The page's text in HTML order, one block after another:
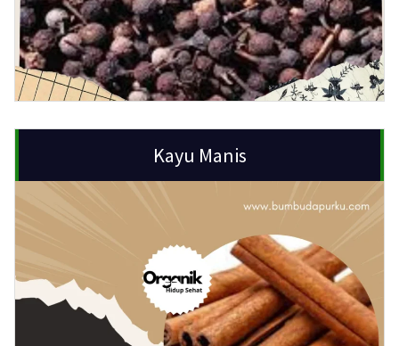
Kayu Manis